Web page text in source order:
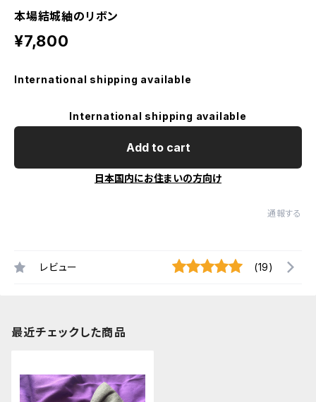
本場結城紬のリボン
¥7,800
International shipping available
International shipping available
Add to cart
日本国内にお住まいの方向け
通報する
レビュー (19)
最近チェックした商品